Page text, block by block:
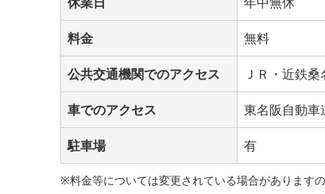
料金 無料
公共交通機関でのアクセス ＪＲ・近鉄
車でのアクセス 東名阪自動車
駐車場 有
※料金等については変更されている場合があります